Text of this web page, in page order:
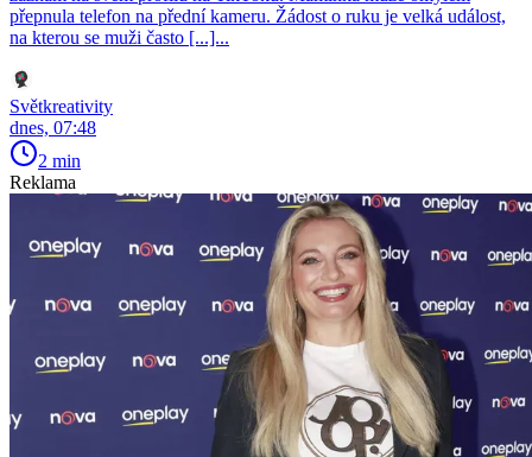
přepnula telefon na přední kameru. Žádost o ruku je velká událost,
na kterou se muži často [...]...
Světkreativity
dnes, 07:48
2 min
Reklama